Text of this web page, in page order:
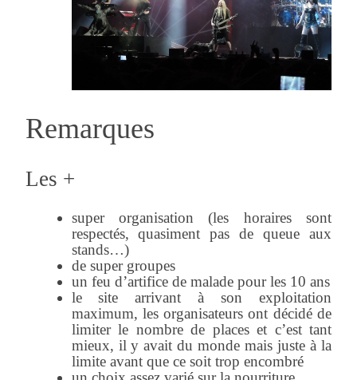
Remarques
Les +
super organisation (les horaires sont
respectés, quasiment pas de queue aux
stands…)
de super groupes
un feu d’artifice de malade pour les 10 ans
le site arrivant à son exploitation
maximum, les organisateurs ont décidé de
limiter le nombre de places et c’est tant
mieux, il y avait du monde mais juste à la
limite avant que ce soit trop encombré